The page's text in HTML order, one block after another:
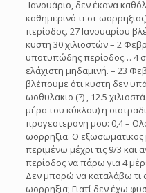
-Ιανουάριο, δεν έκανα
καθημερινό τεστ
περίοδος. 27 Ιανουαρίου
κυστη 30 χιλιοστών – 2
υποτυπώδης περίοδος… 4
ελάχιστη μηδαμινή. – 23
βλέπουμε ότι κυστη δεν
ωοθυλακιο (?) , 12.5
μέρα του κύκλου) η
προγεστερονη μου: 0,4 –
ωορρηξια. Ο εξωσωματικος
περιμένω μέχρι τις 9/3 και
περίοδος να πάρω για 4
Δεν μπορώ να καταλάβω τι
ωορρηξια; Γιατί δεν έχω